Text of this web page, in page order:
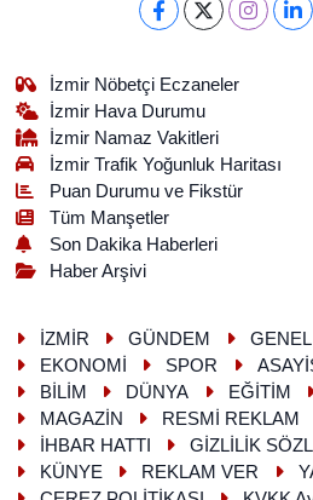
İzmir Nöbetçi Eczaneler
İzmir Hava Durumu
İzmir Namaz Vakitleri
İzmir Trafik Yoğunluk Haritası
Puan Durumu ve Fikstür
Tüm Manşetler
Son Dakika Haberleri
Haber Arşivi
İZMİR GÜNDEM GENEL
EKONOMİ
SPOR
BİLİM
DÜNYA EĞİTİM
MAGAZİN
RESMİ REKLAM
İHBAR HATTI
GİZLİLİK
KÜNYE
REKLAM VER